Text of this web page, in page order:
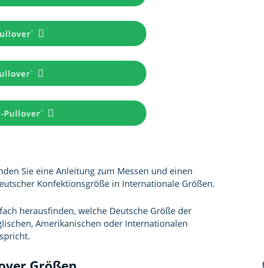
Pullover
Sie eine Anleitung zum Messen und einen
Konfektionsgröße in Internationale Größen.
herausfinden, welche Deutsche Größe der
Amerikanischen oder Internationalen